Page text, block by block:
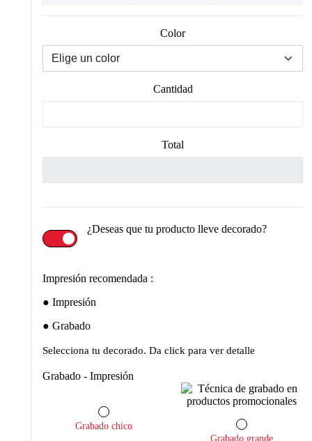
Color
Cantidad
Total
¿Deseas que tu producto lleve decorado?
Impresión recomendada :
Impresión
Grabado
Selecciona tu decorado. Da click para ver detalle
Grabado - Impresión
Grabado chico
Grabado grande